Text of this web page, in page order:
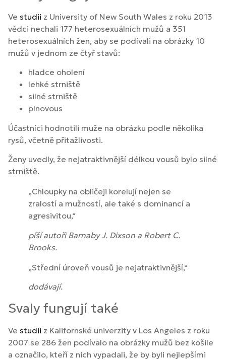
Ve studii z University of New South Wales z roku 2013
vědci nechali 177 heterosexuálních mužů a 351
heterosexuálních žen, aby se podívali na obrázky 10
mužů v jednom ze čtyř stavů:
hladce oholení
lehké strniště
silné strniště
plnovous
Účastníci hodnotili muže na obrázku podle několika
rysů, včetně přitažlivosti.
Ženy uvedly, že nejatraktivnější délkou vousů bylo silné
strniště.
„Chloupky na obličeji korelují nejen se
zralostí a mužností, ale také s dominancí a
agresivitou,“
píší autoři Barnaby J. Dixson a Robert C.
Brooks.
„Střední úroveň vousů je nejatraktivnější,“
dodávají.
Svaly fungují také
Ve studii z Kalifornské univerzity v Los Angeles z roku
2007 se 286 žen podívalo na obrázky mužů bez košile
a označilo, kteří z nich vypadali, že by byli nejlepšími